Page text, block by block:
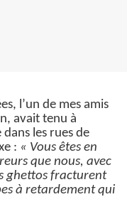
l’un de mes amis
avait tenu à
les rues de
: « Vous êtes en
que nous, avec
ghettos fracturent
à retardement qui